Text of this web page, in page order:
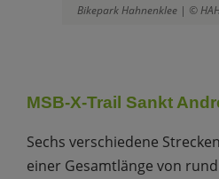
Bikepark Hahnenklee | ©
MSB-X-Trail Sankt
Sechs verschiedene
einer Gesamtlänge von